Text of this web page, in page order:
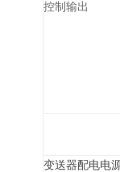
控制输出
变送器配电电